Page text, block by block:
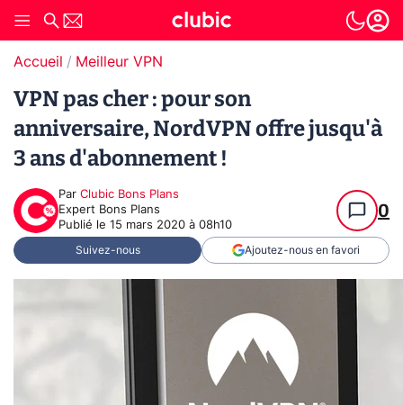
Accueil Meilleur VPN
VPN pas cher : pour son
anniversaire, NordVPN offre jusqu'à
3 ans d'abonnement !
Par Clubic Bons Plans
Expert Bons Plans
Publié le 15 mars 2020 à 08h10
0
Suivez-nous Ajoutez-nous en favori